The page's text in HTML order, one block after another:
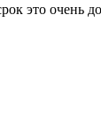
это очень